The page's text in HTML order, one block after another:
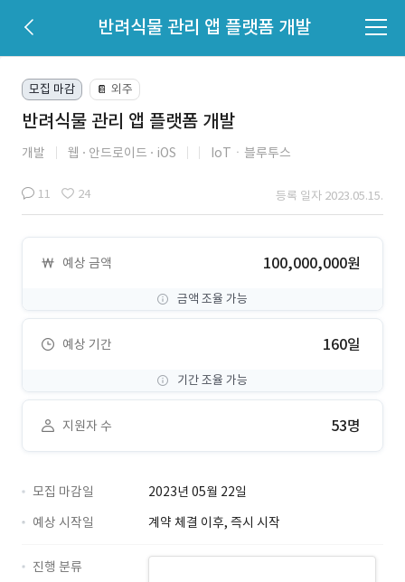
반려식물 관리 앱 플랫폼 개발
모집 마감 📔 외주
반려식물 관리 앱 플랫폼 개발
개발 웹 안드로이드 iOS IoTㆍ블루투스
11 24 등록 일자 2023.05.15.
예상 금액 100,000,000원
금액 조율 가능
예상 기간 160일
기간 조율 가능
지원자 수 53명
모집 마감일
2023년 05월 22일
예상 시작일
계약 체결 이후, 즉시 시작
진행 분류